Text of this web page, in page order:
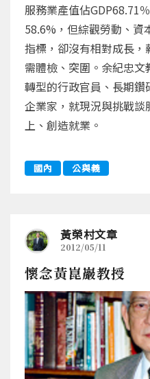
服務業產值佔GDP68.71
58.6%，但綜觀勞動、資
指標，卻沒有相對成長
需體檢、突圍。余紀忠
轉型的行政官員、長期
企業家，就現況與挑戰
上、創造就業。
國內 公與義
黃榮村文章
2012/05/11
懷念黃崑巖教授